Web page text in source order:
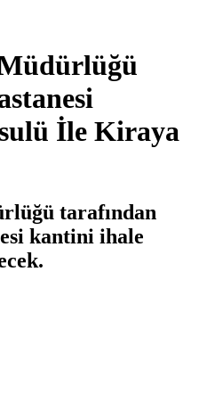
İle Kiraya
tarafından
kantini ihale